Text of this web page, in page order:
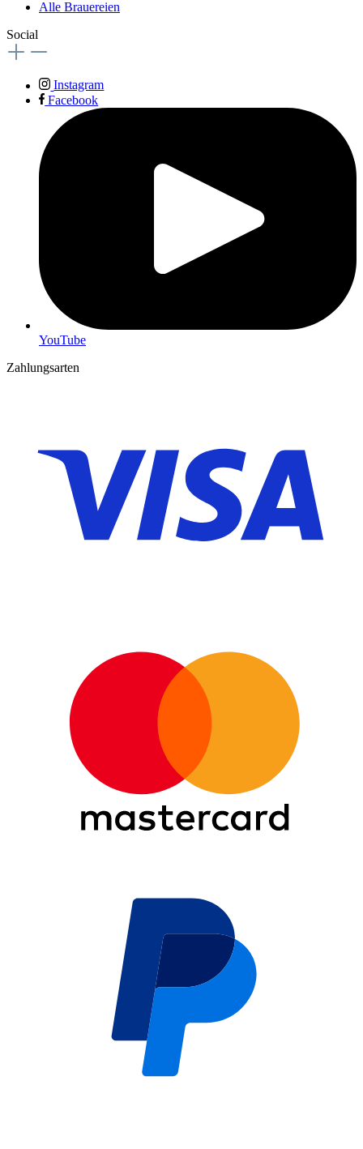
Alle Brauereien
Social
Instagram
Facebook
YouTube
Zahlungsarten